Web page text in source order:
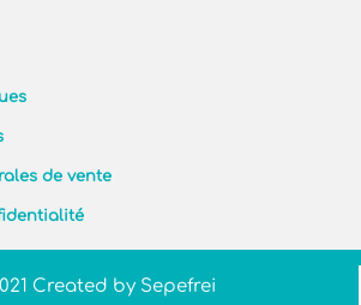
de vente
Created by Sepefrei